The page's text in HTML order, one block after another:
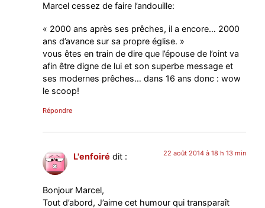
Marcel cessez de faire l’andouille:
« 2000 ans après ses prêches, il a encore… 2000
ans d’avance sur sa propre église. »
vous êtes en train de dire que l’épouse de l’oint va
afin être digne de lui et son superbe message et
ses modernes prêches… dans 16 ans donc : wow
le scoop!
Répondre
L'enfoiré dit : 22 août 2014 à 18 h 13 min
Bonjour Marcel,
Tout d’abord, J’aime cet humour qui transparaît